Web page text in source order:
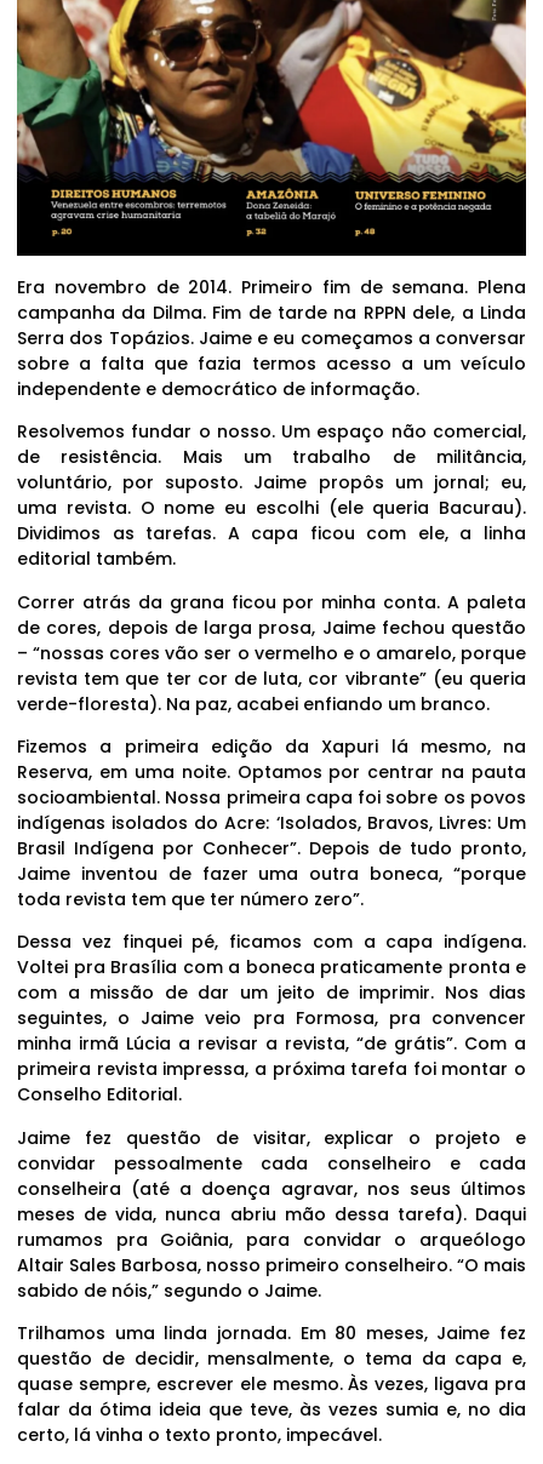
Era novembro de 2014. Primeiro fim de semana. Plena
campanha da Dilma. Fim de tarde na RPPN dele, a Linda
Serra dos Topázios. Jaime e eu começamos a conversar
sobre a falta que fazia termos acesso a um veículo
independente e democrático de informação.
Resolvemos fundar o nosso. Um espaço não comercial,
de resistência. Mais um trabalho de militância,
voluntário, por suposto. Jaime propôs um jornal; eu,
uma revista. O nome eu escolhi (ele queria Bacurau).
Dividimos as tarefas. A capa ficou com ele, a linha
editorial também.
Correr atrás da grana ficou por minha conta. A paleta
de cores, depois de larga prosa, Jaime fechou questão
– “nossas cores vão ser o vermelho e o amarelo, porque
revista tem que ter cor de luta, cor vibrante” (eu queria
verde-floresta). Na paz, acabei enfiando um branco.
Fizemos a primeira edição da Xapuri lá mesmo, na
Reserva, em uma noite. Optamos por centrar na pauta
socioambiental. Nossa primeira capa foi sobre os povos
indígenas isolados do Acre: ‘Isolados, Bravos, Livres: Um
Brasil Indígena por Conhecer”. Depois de tudo pronto,
Jaime inventou de fazer uma outra boneca, “porque
toda revista tem que ter número zero”.
Dessa vez finquei pé, ficamos com a capa indígena.
Voltei pra Brasília com a boneca praticamente pronta e
com a missão de dar um jeito de imprimir. Nos dias
seguintes, o Jaime veio pra Formosa, pra convencer
minha irmã Lúcia a revisar a revista, “de grátis”. Com a
primeira revista impressa, a próxima tarefa foi montar o
Conselho Editorial.
Jaime fez questão de visitar, explicar o projeto e
convidar pessoalmente cada conselheiro e cada
conselheira (até a doença agravar, nos seus últimos
meses de vida, nunca abriu mão dessa tarefa). Daqui
rumamos pra Goiânia, para convidar o arqueólogo
Altair Sales Barbosa, nosso primeiro conselheiro. “O mais
sabido de nóis,” segundo o Jaime.
Trilhamos uma linda jornada. Em 80 meses, Jaime fez
questão de decidir, mensalmente, o tema da capa e,
quase sempre, escrever ele mesmo. Às vezes, ligava pra
falar da ótima ideia que teve, às vezes sumia e, no dia
certo, lá vinha o texto pronto, impecável.